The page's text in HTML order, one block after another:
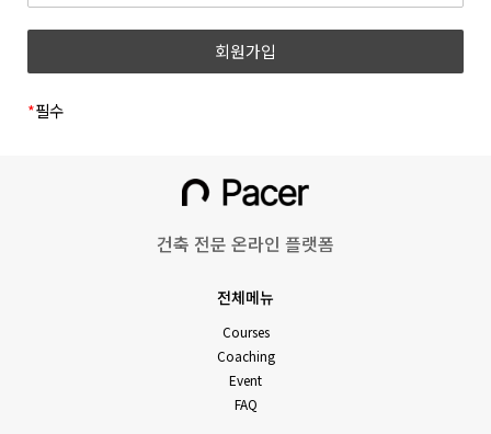
1. 회사는 본 약관의 내용과 상호, 영업소 소재지 주소, 대표자의
성명, 사업자등록번호, 통신판매업신고번호, 개인정보관리책임자
등을 회원이 쉽게 확인할 수 있도록 사이트의 초기 화면에
통하여 볼 수 있도록 합니다.
『전자금융거래법』, 『전자서명법』, 『정보통신망 이용촉진
및 정보보호 등에 관한 법률』, 『소비자기본법』 등 관련 법령을
3. 회사가 약관을 개정할 경우에는 적용일자 및 개정 사유를
전일까지 사이트의 초기 화면 등에 고지하거나 전자우편 또는 그
밖의 방법으로 통지합니다. 다만, 회원에게 불리하게 약관 내용을
변경하는 경우에는 최소한 30일 이상의 사전 유예기간을 두고
공지 및 통지합니다. 회사가 개정약관을 공지 또는 통지하면서
회원에게 30일 기간 내에 의사표시를 하지 않으면 의사표시가
이메일
(필수) 성명, 이메일, 휴대폰
번호, 비밀번호, 직무선택
(학생, 근로자)
불량 이용 기록 등),
기기정보(고유기기 식별값,
OS버전 등)
(선택) 프로필 사진
(필수)성명, 휴대폰 번호,
이메일, 상담내역
*필수
건축 전문 온라인 플랫폼
전체메뉴
Courses
Coaching
Event
FAQ